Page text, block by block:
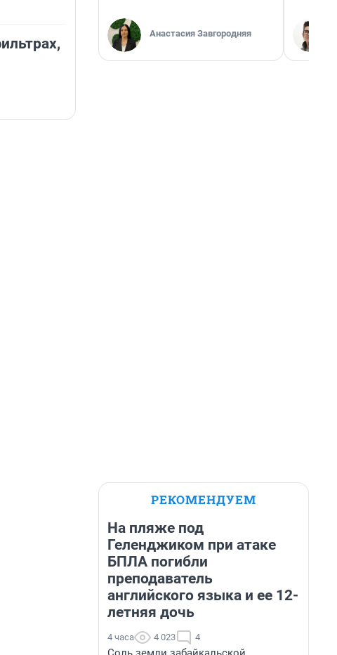
Анастасия Завгородняя
РЕКОМЕНДУЕМ
На пляже под
Геленджиком при атаке
БПЛА погибли
преподаватель
английского языка и ее 12-
летняя дочь
4 часа 4 023 4